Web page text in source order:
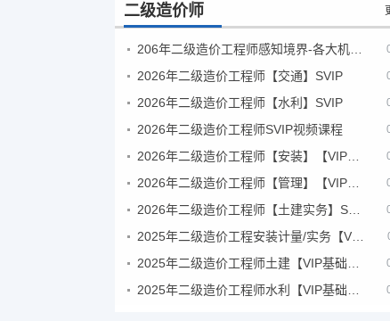
二级造价师
2026年二级造价工程师【交通】SVIP
2026年二级造价工程师【水利】SVIP
2026年二级造价工程师SVIP视频课程